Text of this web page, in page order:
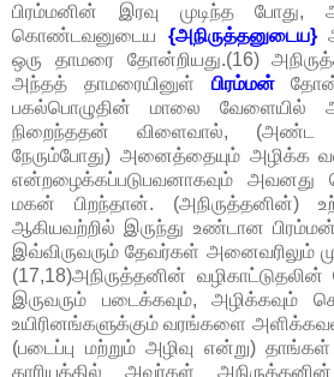
பிரம்மனின் இரவு முடிந்த
கொண்டவனுடைய {அநிருத்தனுடைய}
ஒரு தாமரை தோன்றியது.(16)
அந்தத் தாமரையினுள் பிரம்மன்
பகல்பொழுதின் மாலை வேளையில்
நிறைந்ததன் விளைவால், (அண்ட
நேரும்போது) அனைத்தையும் அழிக்க
என்றழைக்கப்படுபவனாகவும் அவனது
மகன் பிறந்தான். (அநிருத்தனின்)
ஆகியவற்றில் இருந்து உண்டான
இவ்விருவரும் தேவர்கள் அனைவரிலும்
(17,18)அநிருத்தனின்
இருவரும் படைக்கவும், அழிக்கவும்
உயிரினங்களுக்கும் வரங்களை
(படைப்பு மற்றும் அழிவு என்று)
காரியத்தில் அவர்கள்